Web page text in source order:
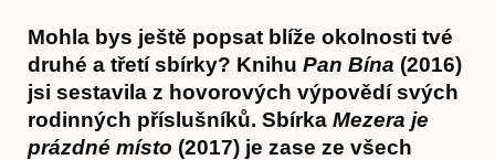
Mohla bys ještě popsat blíže okolnosti tvé
druhé a třetí sbírky? Knihu Pan Bína (2016)
jsi sestavila z hovorových výpovědí svých
rodinných příslušníků. Sbírka Mezera je
prázdné místo (2017) je zase ze všech